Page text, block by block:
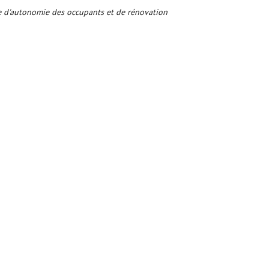
des occupants et de rénovation